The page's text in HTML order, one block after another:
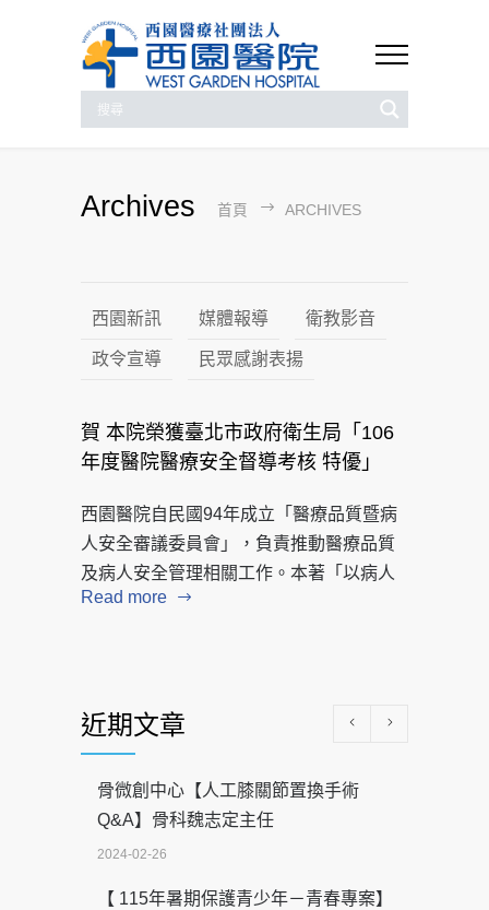
Archives 首頁 ARCHIVES
西園新訊 媒體報導 衛教影音
政令宣導 民眾感謝表揚
賀 本院榮獲臺北市政府衛生局「106
年度醫院醫療安全督導考核 特優」
西園醫院自民國94年成立「醫療品質暨病
人安全審議委員會」，負責推動醫療品質
及病人安全管理相關工作。本著「以病人
Read more
近期文章
骨微創中心【人工膝關節置換手術
Q&A】骨科魏志定主任
2024-02-26
【 115年暑期保護青少年－青春專案】